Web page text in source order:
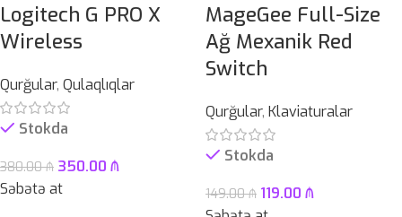
Logitech G PRO X
Wireless
Qurğular, Qulaqlıqlar
Stokda
380.00₼ 350.00 ₼
Səbətə at
MageGee Full-Size
Ağ Mexanik Red
Switch
Qurğular, Klaviaturalar
Stokda
149.00₼ 119.00 ₼